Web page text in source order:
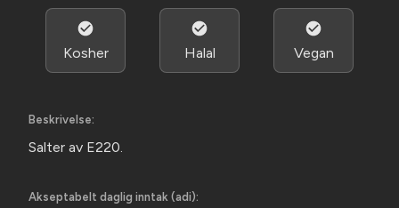
Kosher Halal Vegan
Beskrivelse:
Salter av E220.
Akseptabelt daglig inntak (adi):